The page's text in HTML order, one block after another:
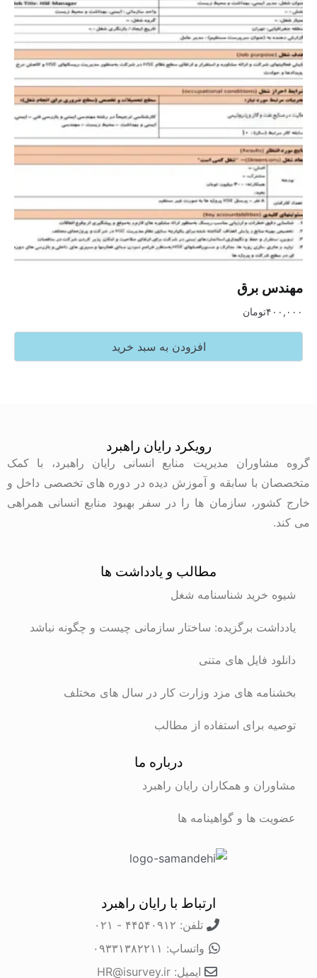
مهندس برق
۴۰۰,۰۰۰تومان
افزودن به سبد خرید
رویکرد رایان راهبرد
گروه مشاوران مدیریت منابع انسانی رایان راهبرد، با کمک
متخصصان با سابقه و آموزش دیده در دوره های تخصصی داخل و
خارج کشور، سازمان ها را در سفر بهبود منابع انسانی همراهی
می کند.
مطالب و یادداشت ها
شیوه خرید شناسنامه شغل
یادداشت برگزیده: ساختار سازمانی چیست و چگونه نباشد
دانلود فایل های متنی
بخشنامه های مزد وزارت کار در سال های مختلف
توصیه برای استفاده از مطالب
درباره ما
مشاوران و همکاران رایان راهبرد
عضویت ها و گواهینامه ها
ارتباط با رایان راهبرد
تلفن: ۴۴۵۴۰۹۱۲ - ۰۲۱
واتساپ: ۰۹۳۳۱۳۸۲۲۱۱
ایمیل: HR@isurvey.ir